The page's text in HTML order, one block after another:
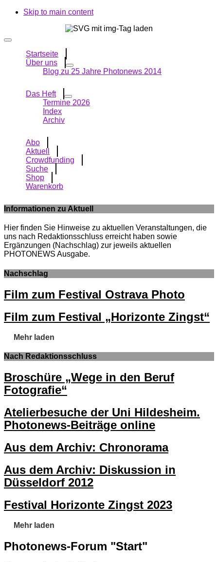
Skip to main content
Startseite
Über uns
Blog zu 25 Jahre Photonews 2014
Das Heft
Termine 2026
Index
Archiv
Abo
Aktuell
Crowdfunding
Suche
Shop
Warenkorb
Informationen zu Aktuell
Hier finden Sie Hinweise zu aktuellen Veranstaltungen, die
uns nach Redaktionsschluss erreicht haben sowie
Ergänzungen (Nachschlag) zur jeweils aktuellen
PHOTONEWS Ausgabe.
Nachschlag
Film zum Festival Ostrava Photo
Film zum Festival „Horizonte Zingst“
Mehr laden
Nach Redaktionsschluss
Broschüre „Wege in den Beruf
Fotografie“
Atelierbesuche der Uni Hildesheim.
Photonews-Beiträge online
Aus dem Archiv: Chronorama
Aus dem Archiv: Diskussion in
Düsseldorf 2012
Festival Horizonte Zingst 2023
Mehr laden
Photonews-Forum "Start"